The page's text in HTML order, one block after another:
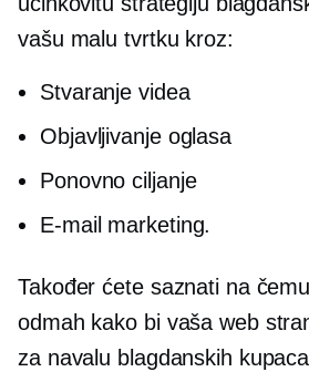
vašu malu tvrtku kroz:
Stvaranje videa
Objavljivanje oglasa
Ponovno ciljanje
E-mail marketing.
Također ćete saznati na
odmah kako bi vaša web
za navalu blagdanskih